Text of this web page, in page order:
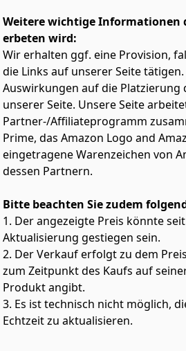
wunderbar zu formellen oder
und macht Sie stets zum
Perfekte Länge & Fließende
Sommerkleid knielang damen
die sowohl elegant als auch
Passform um Hüften und
jeder Figur und sorgt für eine
Silhouette. Genießen Sie den
Ausstrahlung dieses damen
Pflegeleicht & Langlebig: Dieses
stilvoll, sondern auch äußerst
maschinenwaschbar und behält
Sommer Damen für Ihre
Freude bereiten wird.
Weitere wichtige Informationen
erbeten wird:
Wir erhalten ggf. eine Provision,
die Links auf unserer Seite
Auswirkungen auf die Platzierung
unserer Seite. Unsere Seite
Partner-/Affiliateprogramm
Prime, das Amazon Logo and
eingetragene Warenzeichen von
dessen Partnern.
Bitte beachten Sie zudem
1. Der angezeigte Preis könnte
Aktualisierung gestiegen sein.
2. Der Verkauf erfolgt zu dem
zum Zeitpunkt des Kaufs auf
Produkt angibt.
3. Es ist technisch nicht möglich,
Echtzeit zu aktualisieren.